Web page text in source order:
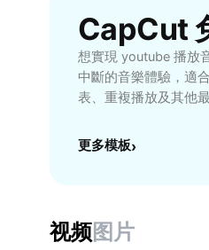
CapCut
想實現 youtube 播放
中斷的音樂體驗，適
表、重複播放及其他
地區用戶。立即探索
更多模板›
视频图片